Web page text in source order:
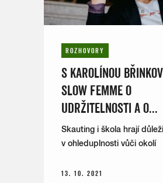
ROZHOVORY
S KAROLÍNOU
SLOW FEMME O
UDRŽITELNOSTI A O...
Skauting i škola hrají
v ohleduplnosti vůči okolí
13. 10. 2021